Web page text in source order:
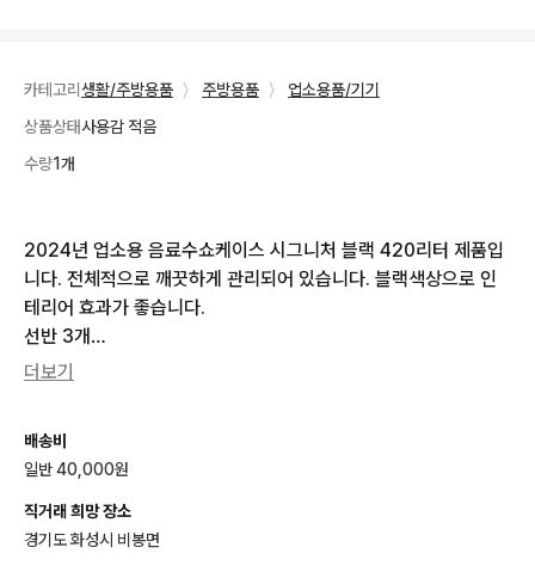
카테고리 생활/주방용품 〉 주방용품 〉
업소용품/기기
상품상태사용감 적음
수량1개
2024년 업소용 음료수쇼케이스 시그니처 블랙 420리터 제품입
니다. 전체적으로 깨끗하게 관리되어 있습니다. 블랙색상으로 인
테리어 효과가 좋습니다.
선반 3개
인터넷가 760,000원 판매되고있는 제품 입니다. 별도 문의 없으
- 모델명: KRF-469RAB
- 용량: 420L
- 에너지효율등급: 1등급
- 제조년월: 2024.06
더보기
배송비
일반 40,000원
직거래 희망 장소
경기도 화성시 비봉면